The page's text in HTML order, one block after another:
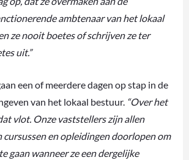
ambtenaar van het lokaal
ze nooit boetes of schrijven ze ter
uit.”
een of meerdere dagen op stap in de
van het lokaal bestuur. “Over het
vlot. Onze vaststellers zijn allen
cursussen en opleidingen doorlopen om
gaan wanneer ze een dergelijke